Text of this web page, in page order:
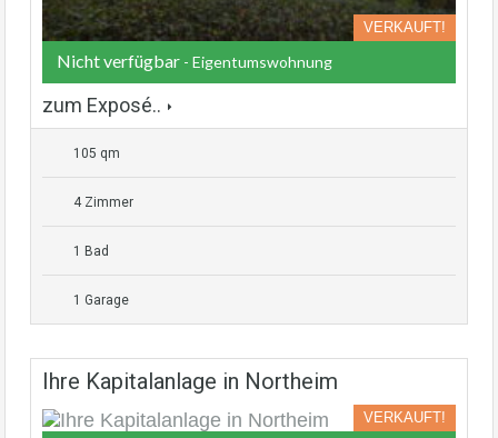
VERKAUFT!
Nicht verfügbar - Eigentumswohnung
zum Exposé..
105 qm
4 Zimmer
1 Bad
1 Garage
Ihre Kapitalanlage in Northeim
VERKAUFT!